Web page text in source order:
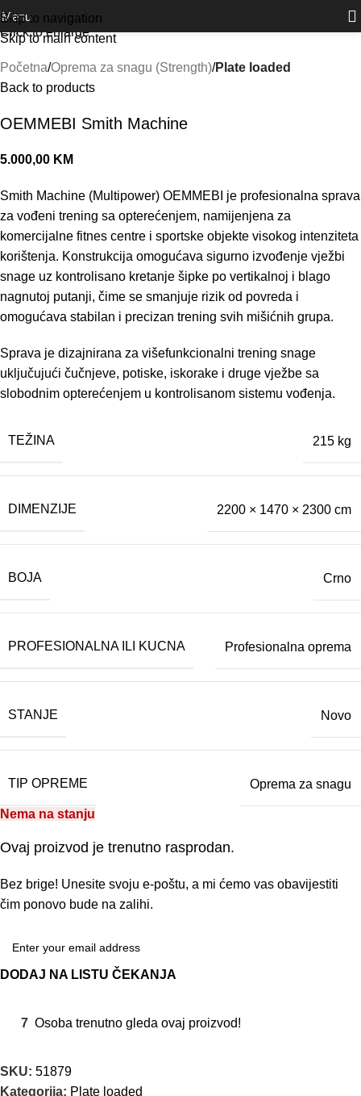
Skip to navigation
Skip to main content
Outlet
Menu
Click to enlarge
Početna Oprema za snagu (Strength) Plate loaded
Back to products
OEMMEBI Smith Machine
5.000,00 KM
Smith Machine (Multipower) OEMMEBI je profesionalna sprava
za vođeni trening sa opterećenjem, namijenjena za
komercijalne fitnes centre i sportske objekte visokog intenziteta
korištenja. Konstrukcija omogućava sigurno izvođenje vježbi
snage uz kontrolisano kretanje šipke po vertikalnoj i blago
nagnutoj putanji, čime se smanjuje rizik od povreda i
omogućava stabilan i precizan trening svih mišićnih grupa.
Sprava je dizajnirana za višefunkcionalni trening snage
uključujući čučnjeve, potiske, iskorake i druge vježbe sa
slobodnim opterećenjem u kontrolisanom sistemu vođenja.
TEŽINA 215 kg
DIMENZIJE 2200 × 1470 × 2300 cm
BOJA Crno
PROFESIONALNA ILI KUCNA Profesionalna oprema
STANJE Novo
TIP OPREME Oprema za snagu
Nema na stanju
Ovaj proizvod je trenutno rasprodan.
Bez brige! Unesite svoju e-poštu, a mi ćemo vas obavijestiti
čim ponovo bude na zalihi.
DODAJ NA LISTU ČEKANJA
7 Osoba trenutno gleda ovaj proizvod!
SKU: 51879
Kategorija: Plate loaded